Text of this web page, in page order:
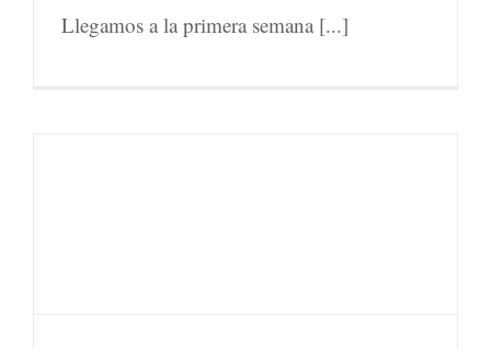
Llegamos a la primera semana [...]